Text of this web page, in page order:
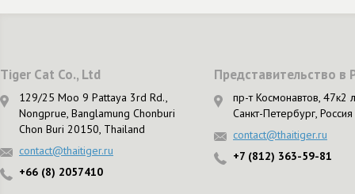
Tiger Cat Co., Ltd
129/25 Moo 9 Pattaya 3rd Rd.,
Nongprue, Banglamung Chonburi
Chon Buri 20150, Thailand
contact@thaitiger.ru
+66 (8) 2057410
Представительство в
пр-т Космонавтов, 47к2
Санкт-Петербург, Россия
contact@thaitiger.ru
+7 (812) 363-59-81